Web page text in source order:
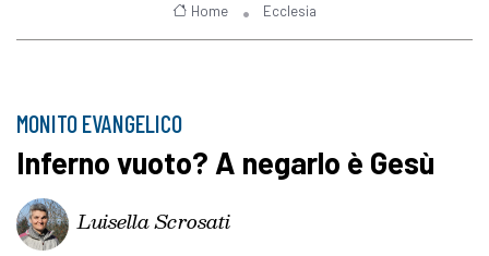
Home Ecclesia
MONITO EVANGELICO
Inferno vuoto? A negarlo è Gesù
Luisella Scrosati